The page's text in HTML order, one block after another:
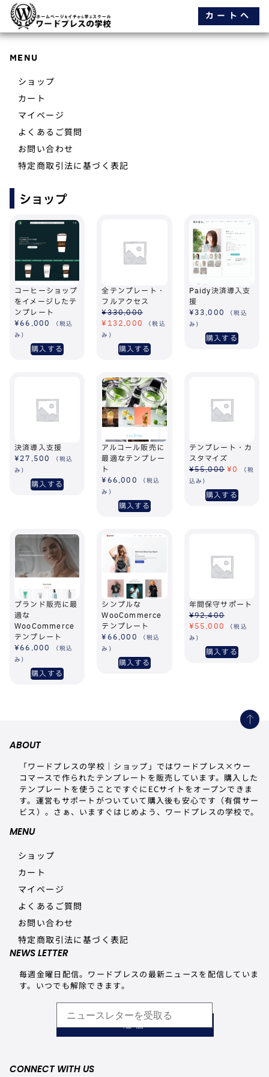
カートへ
MENU
ショップ
カート
マイページ
よくあるご質問
お問い合わせ
特定商取引法に基づく表記
ショップ
コーヒーショップ
をイメージしたテ
ンプレート
¥66,000
（税込
み）
購入する
全テンプレート・
フルアクセス
¥330,000
¥ 132,000
（税込
み）
購入する
Paidy決済導入支
援
¥33,000
（税込
み）
購入する
決済導入支援
¥27,500
（税込
み）
購入する
アルコール販売に
最適なテンプレー
ト
¥66,000
（税込
み）
購入する
テンプレート・カ
スタマイズ
¥55,000 ¥0
（税
込み）
購入する
ブランド販売に最
適な
WooCommerce
テンプレート
¥66,000
（税込
み）
購入する
シンプルな
WooCommerce
テンプレート
¥66,000
（税込
み）
購入する
年間保守サポート
¥92,400
¥55,000
（税込
み）
購入する
ABOUT
「ワードプレスの学校｜ショップ」ではワードプレス×ウー
コマースで作られたテンプレートを販売しています。購入した
テンプレートを使うことですぐにECサイトをオープンできま
す。運営もサポートがついていて購入後も安心です（有償サー
ビス）。さぁ、いますぐはじめよう、ワードプレスの学校で。
MENU
ショップ
カート
マイページ
よくあるご質問
お問い合わせ
特定商取引法に基づく表記
NEWS LETTER
毎週金曜日配信。ワードプレスの最新ニュースを配信していま
す。いつでも解除できます。
送信
CONNECT WITH US